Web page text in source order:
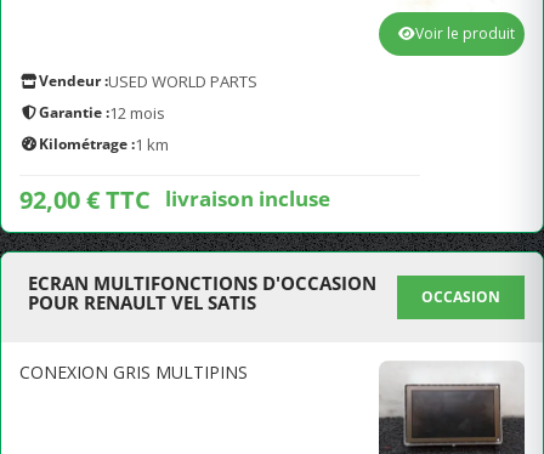
Vendeur :USED WORLD PARTS
Garantie :12 mois
Kilométrage :1 km
92,00 € TTC livraison incluse
Voir le produit
ECRAN MULTIFONCTIONS D'OCCASION
POUR RENAULT VEL SATIS
OCCASION
CONEXION GRIS MULTIPINS